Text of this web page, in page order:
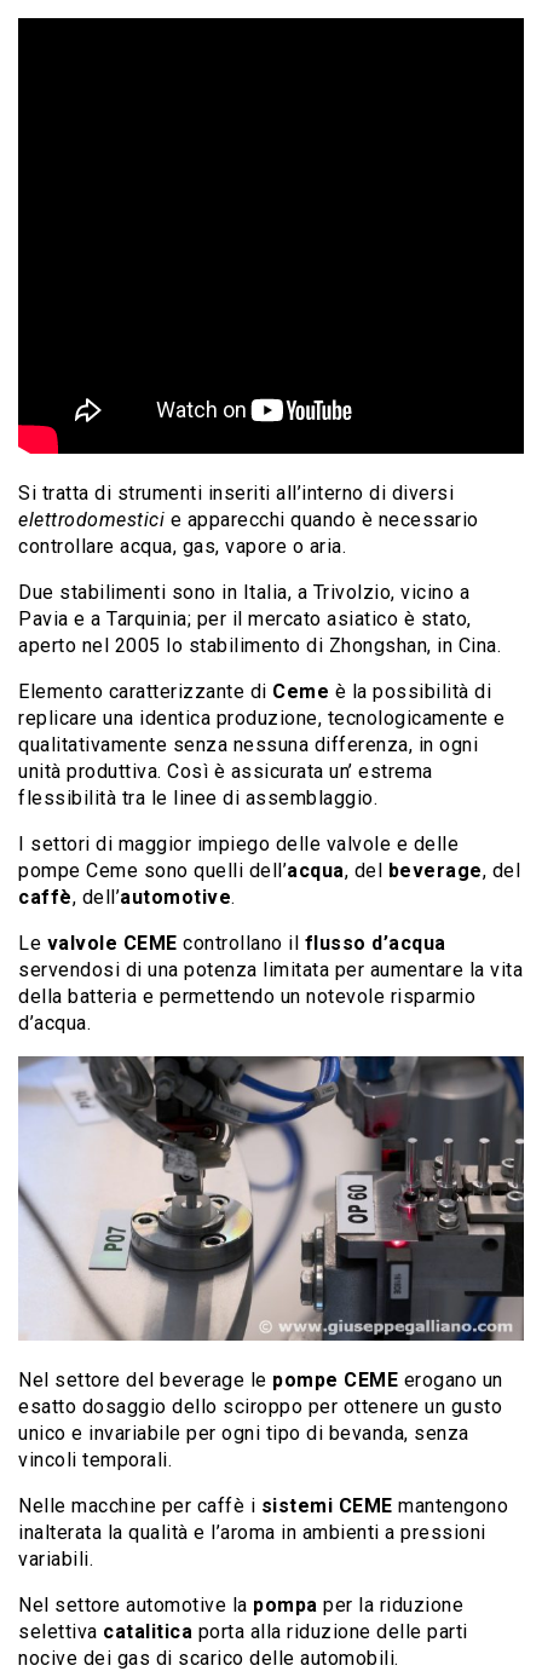
Si tratta di strumenti inseriti all’interno di diversi
elettrodomestici e apparecchi quando è necessario
controllare acqua, gas, vapore o aria.
Due stabilimenti sono in Italia, a Trivolzio, vicino a
Pavia e a Tarquinia; per il mercato asiatico è stato,
aperto nel 2005 lo stabilimento di Zhongshan, in Cina.
Elemento caratterizzante di Ceme è la possibilità di
replicare una identica produzione, tecnologicamente e
qualitativamente senza nessuna differenza, in ogni
unità produttiva. Così è assicurata un’ estrema
flessibilità tra le linee di assemblaggio.
I settori di maggior impiego delle valvole e delle
pompe Ceme sono quelli dell’acqua, del beverage, del
caffè, dell’automotive.
Le valvole CEME controllano il flusso d’acqua
servendosi di una potenza limitata per aumentare la vita
della batteria e permettendo un notevole risparmio
d’acqua.
Nel settore del beverage le pompe CEME erogano un
esatto dosaggio dello sciroppo per ottenere un gusto
unico e invariabile per ogni tipo di bevanda, senza
vincoli temporali.
Nelle macchine per caffè i sistemi CEME mantengono
inalterata la qualità e l’aroma in ambienti a pressioni
variabili.
Nel settore automotive la pompa per la riduzione
selettiva catalitica porta alla riduzione delle parti
nocive dei gas di scarico delle automobili.